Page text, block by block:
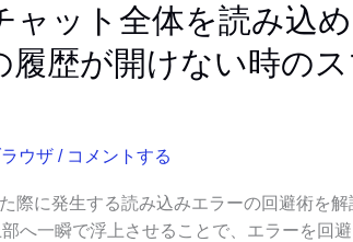
ャット全体を読み込
履歴が開けない時の
ウザ / コメントする
際に発生する読み込みエラーの回避術を
へ一瞬で浮上させることで、エラーを回